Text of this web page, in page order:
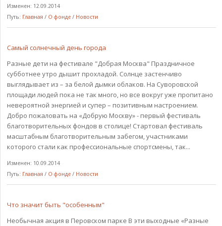
Изменен: 12.09.2014
Путь: Главная / О фонде / Новости
Самый солнечный день города
Разные дети на фестивале "Добрая Москва" Праздничное
субботнее утро дышит прохладой. Солнце застенчиво
выглядывает из – за белой дымки облаков. На Суворовской
площади людей пока не так много, но все вокруг уже пропитано
невероятной энергией и супер – позитивным настроением.
Добро пожаловать на «Добрую Москву» - первый фестиваль
благотворительных фондов в столице! Стартовал фестиваль
масштабным благотворительным забегом, участниками
которого стали как профессиональные спортсмены, так...
Изменен: 10.09.2014
Путь: Главная / О фонде / Новости
Что значит быть "особенным"
Необычная акция в Перовском парке В эти выходные «Разные